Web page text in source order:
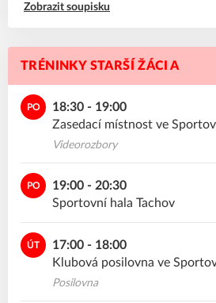
Zobrazit soupisku
TRÉNINKY STARŠÍ ŽÁCI A
PO
18:30 - 19:00
Zasedací místnost ve
Videorozbory
PO
19:00 - 20:30
Sportovní hala Tachov
ÚT
17:00 - 18:00
Klubová posilovna ve
Posilovna